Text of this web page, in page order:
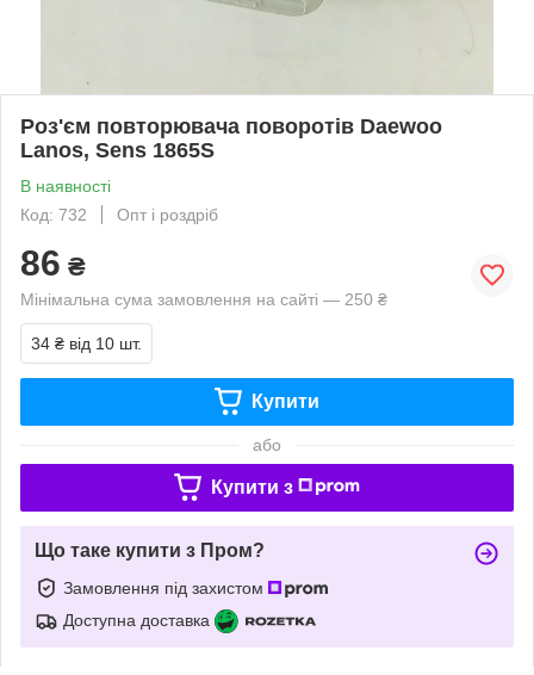
Роз'єм повторювача поворотів Daewoo
Lanos, Sens 1865S
В наявності
Код: 732
Опт і роздріб
86 ₴
Мінімальна сума замовлення на сайті — 250 ₴
34 ₴ від 10 шт.
Купити
або
Купити з
Що таке купити з Пром?
Замовлення під захистом
Доступна доставка